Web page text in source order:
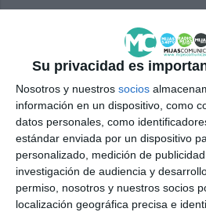
Su privacidad es
Nosotros y nuestros socios
información en un dispositivo, como
datos personales, como
estándar enviada por un dispositivo
personalizado, medición de
investigación de audiencia y
permiso, nosotros y nuestros socios
localización geográfica precisa e
La
Venezuela de
asociación
ACTUALIDAD
Oraciones y
víctimas de
Venezuela
ACTUALIDAD